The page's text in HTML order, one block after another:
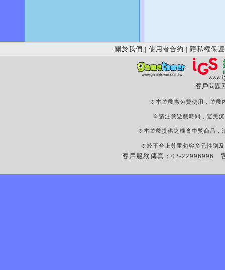
關於我們 | 使用者合約 | 隱私權保護
客戶問題
※本遊戲為免費使用，遊戲
※請注意遊戲時間，避免
※本遊戲提供之機會中獎商品，
※於平台上尊重包容多元性別
客戶服務傳真：02-22996996